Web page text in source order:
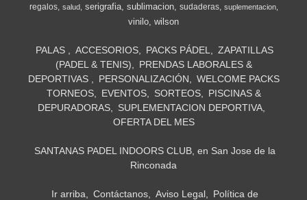
regalos
salud serigrafia sublimacion sudaderas suplementacion
vinilo wilson
PALAS ACCESORIOS PACKS PÁDEL
ZAPATILLAS
(PADEL & TENIS)
PRENDAS LABORALES &
DEPORTIVAS
PERSONALIZACIÓN
WELCOME PACKS
TORNEOS
EVENTOS SORTEOS
PISCINAS &
DEPURADORAS
SUPLEMENTACION DEPORTIVA
OFERTA DEL MES
SANTANAS PADEL INDOORS CLUB, en San Jose de la
Rinconada
Ir arriba Contáctanos Aviso Legal
Política de